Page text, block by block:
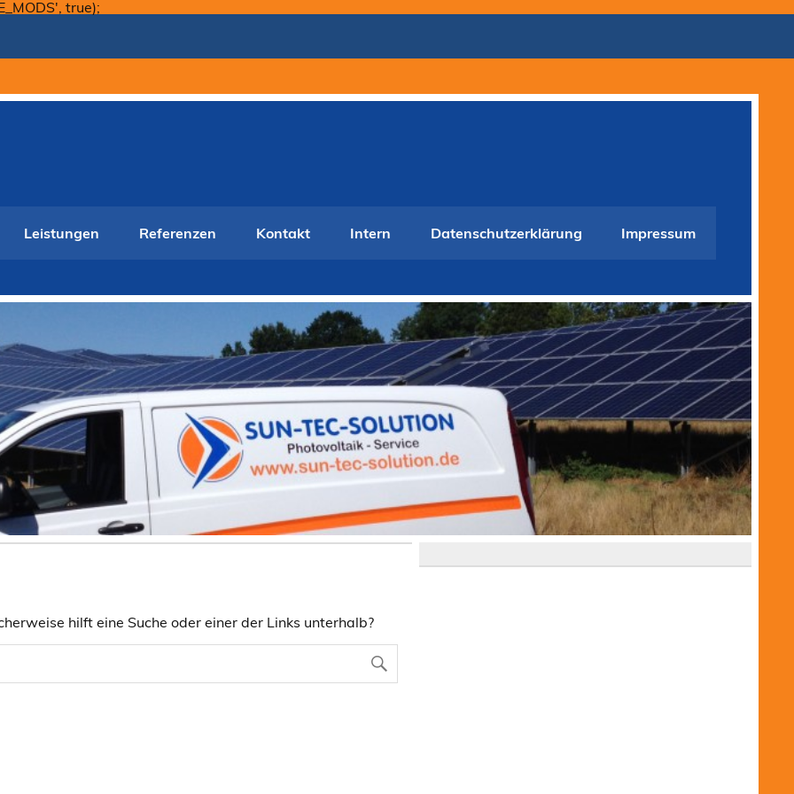
true);
Leistungen Referenzen Kontakt Intern Datenschutzerklärung Impressum
hilft eine Suche oder einer der Links unterhalb?